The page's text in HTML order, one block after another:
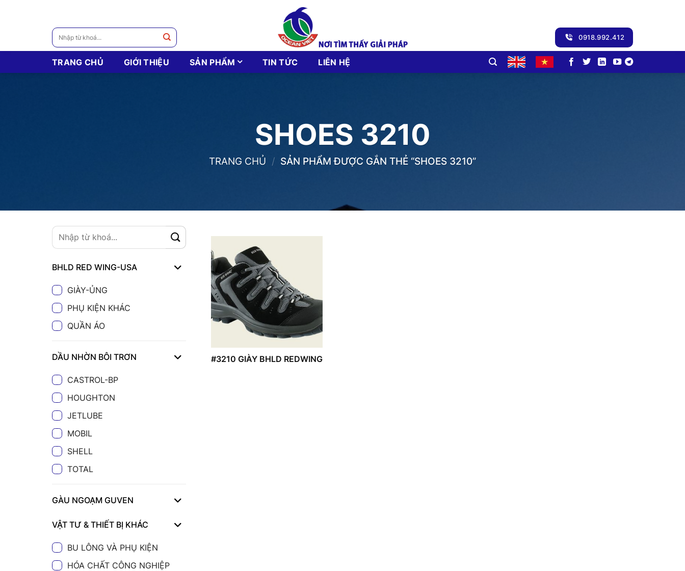
Tìm
kiếm:
0918.992.412
TRANG CHỦ GIỚI THIỆU SẢN PHẨM TIN TỨC LIÊN HỆ
SHOES 3210
TRANG CHỦ / SẢN PHẨM ĐƯỢC GẮN THẺ “SHOES 3210”
BHLD RED WING-USA
GIÀY-ỦNG
PHỤ KIỆN KHÁC
QUẦN ÁO
DẦU NHỜN BÔI TRƠN
CASTROL-BP
HOUGHTON
JETLUBE
MOBIL
SHELL
TOTAL
GÀU NGOẠM GUVEN
VẬT TƯ & THIẾT BỊ KHÁC
BU LÔNG VÀ PHỤ KIỆN
HÓA CHẤT CÔNG NGHIỆP
#3210 GIÀY BHLD REDWING